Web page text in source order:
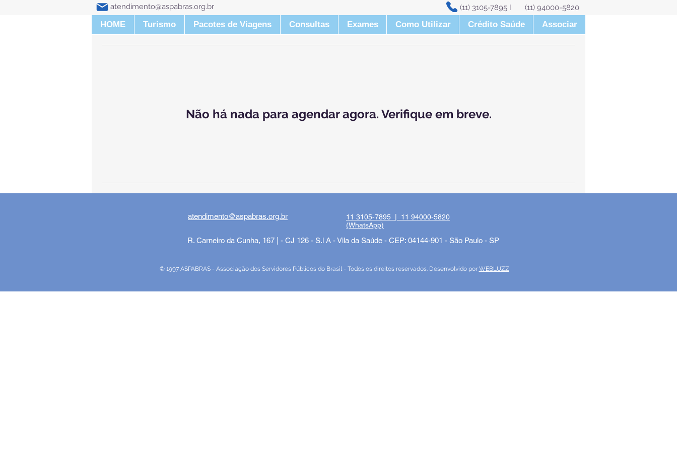
atendimento@aspabras.org.br (11) 3105-7895 l (11) 94000-5820
HOME Turismo Pacotes de Viagens Consultas Exames Como Utilizar Crédito Saúde Associar
Não há nada para agendar agora. Verifique em breve.
atendimento@aspabras.org.br 11 3105-7895 | 11 94000-5820
(WhatsApp)
R. Carneiro da Cunha, 167 | - CJ 126 - S.l A - Vila da Saúde - CEP: 04144-901 - São Paulo - SP
© 1997 ASPABRAS - Associação dos Servidores Públicos do Brasil - Todos os direitos reservados. Desenvolvido por WEBLUZZ